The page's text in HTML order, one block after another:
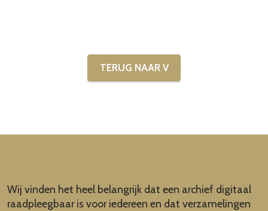
TERUG NAAR V
Wij vinden het heel belangrijk dat een archief digitaal
raadpleegbaar is voor iedereen en dat verzamelingen